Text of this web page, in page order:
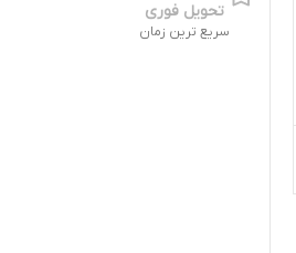
تحویل فوری
سریع ترین زمان